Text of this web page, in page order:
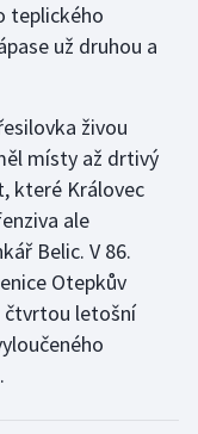
teplického
už druhou a
živou
místy až drtivý
které Královec
ale
Belic. V 86.
Otepkův
čtvrtou letošní